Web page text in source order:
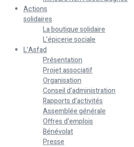
Actions
solidaires
La boutique solidaire
L’épicerie sociale
L’Asfad
Présentation
Projet associatif
Organisation
Conseil d’administration
Rapports d’activités
Assemblée générale
Offres d’emplois
Bénévolat
Presse